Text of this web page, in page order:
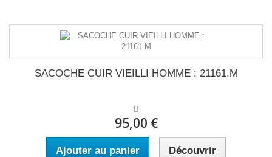
SACOCHE CUIR VIEILLI HOMME : 21161.M
95,00 €
Ajouter au panier Découvrir